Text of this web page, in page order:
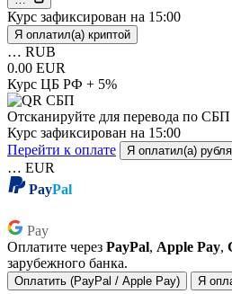
Курс зафиксирован на 15:00
Я оплатил(а) криптой
… RUB
0.00 EUR
Курс ЦБ РФ + 5%
Отсканируйте для перевода по СБП
Курс зафиксирован на 15:00
Перейти к оплате
Я оплатил(а)
… EUR
PayPal
Pay
Оплатите через PayPal, Apple Pay,
зарубежного банка.
Оплатить (PayPal / Apple Pay) Я